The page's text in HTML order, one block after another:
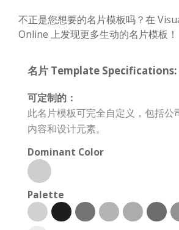
不正是您想要的名片模板吗？在
Online 上发现更多生动的名片模板！
名片 Template Specifications:
可定制的：
此名片模板可完全自定义，包括公
内容和设计元素。
Dominant Color
Palette